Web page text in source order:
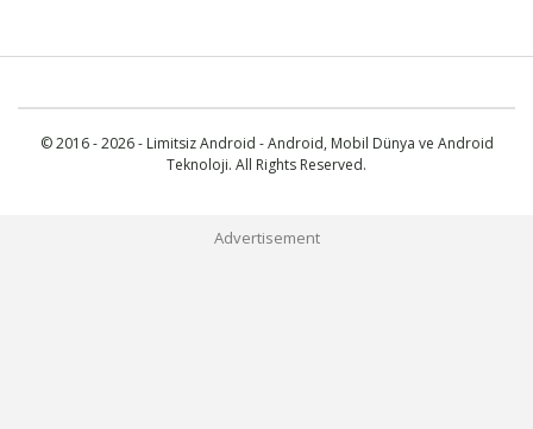
© 2016 - 2026 - Limitsiz Android - Android, Mobil Dünya ve Android
Teknoloji. All Rights Reserved.
Advertisement